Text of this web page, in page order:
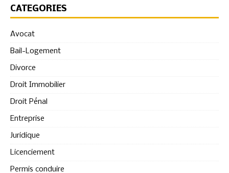
CATÉGORIES
Avocat
Bail-Logement
Divorce
Droit Immobilier
Droit Pénal
Entreprise
Juridique
Licenciement
Permis conduire